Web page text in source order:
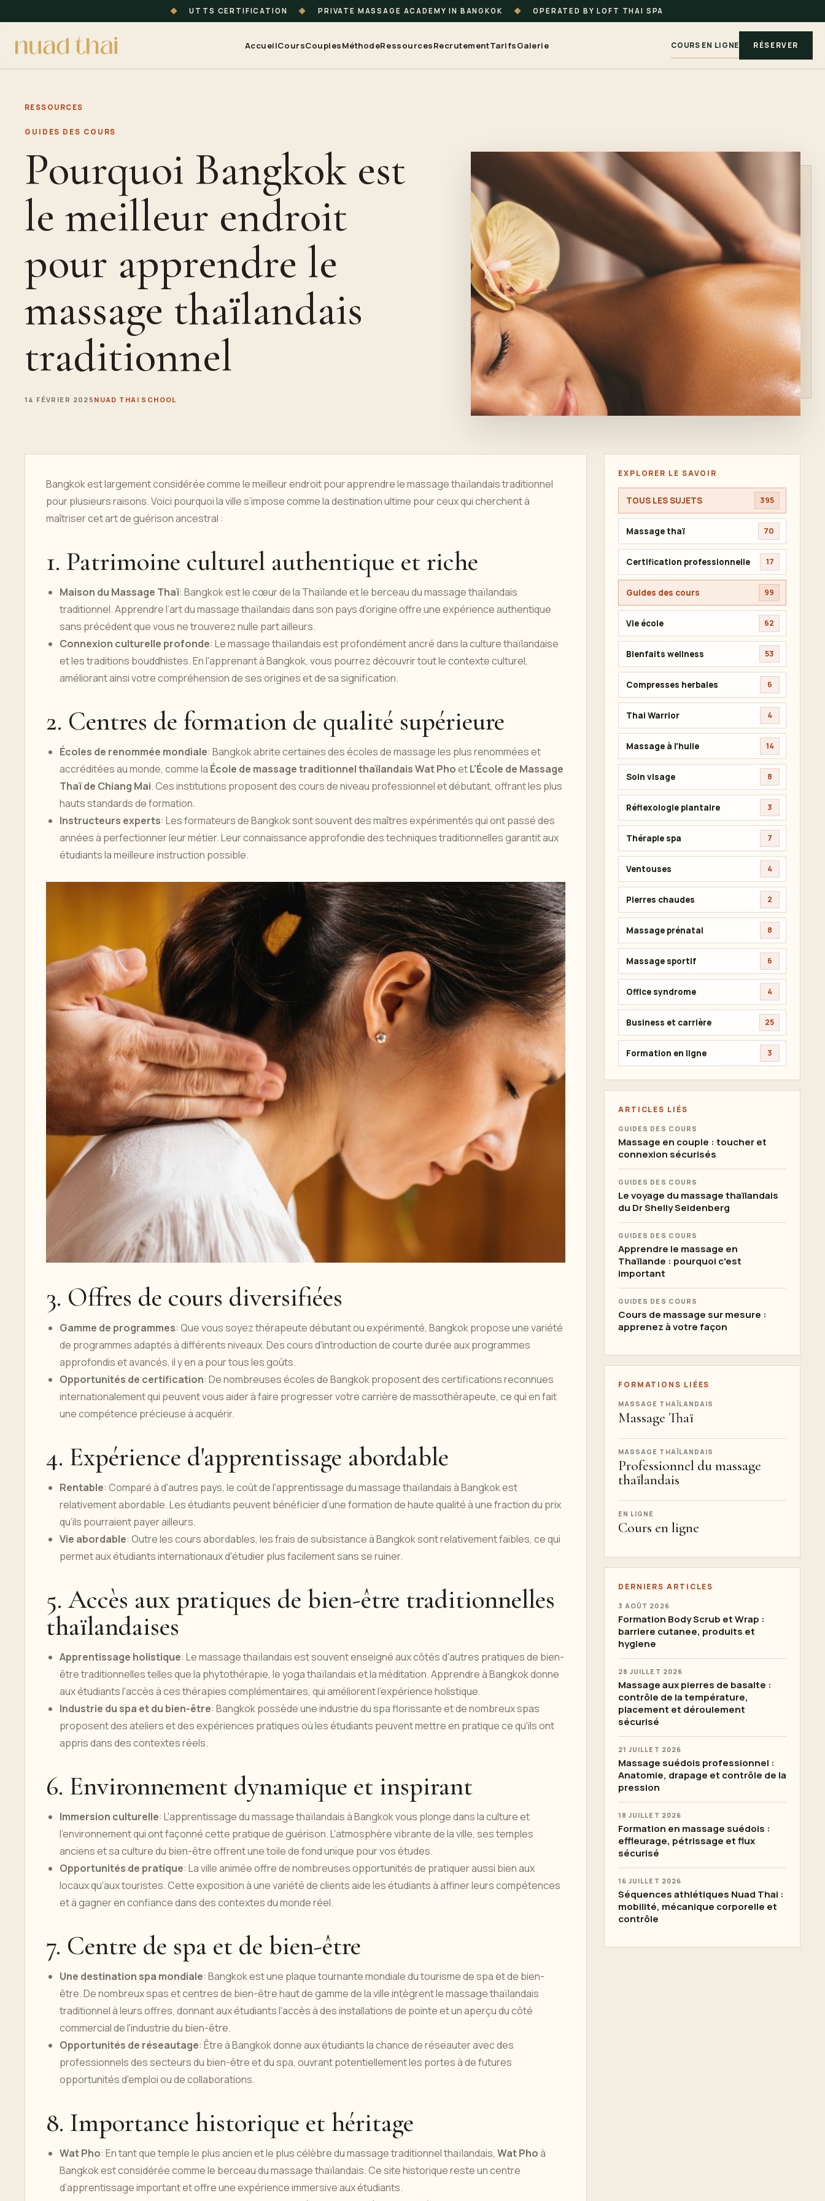
◆ UTTS CERTIFICATION ◆ PRIVATE MASSAGE ACADEMY IN BANGKOK ◆ OPERATED BY LOFT THAI SPA
AccueilCoursCouplesMéthodeRessourcesRecrutementTarifsGalerie COURS EN LIGNE RÉSERVER
RESSOURCES
GUIDES DES COURS
Pourquoi Bangkok est
le meilleur endroit
pour apprendre le
massage thaïlandais
traditionnel
14 FÉVRIER 2025 NUAD THAI SCHOOL
Bangkok est largement considérée comme le meilleur endroit pour apprendre le massage thaïlandais traditionnel
pour plusieurs raisons. Voici pourquoi la ville s’impose comme la destination ultime pour ceux qui cherchent à
maîtriser cet art de guérison ancestral :
1. Patrimoine culturel authentique et riche
Maison du Massage Thaï: Bangkok est le cœur de la Thaïlande et le berceau du massage thaïlandais
traditionnel. Apprendre l’art du massage thaïlandais dans son pays d’origine offre une expérience authentique
sans précédent que vous ne trouverez nulle part ailleurs.
Connexion culturelle profonde: Le massage thaïlandais est profondément ancré dans la culture thaïlandaise
et les traditions bouddhistes. En l'apprenant à Bangkok, vous pourrez découvrir tout le contexte culturel,
améliorant ainsi votre compréhension de ses origines et de sa signification.
2. Centres de formation de qualité supérieure
Écoles de renommée mondiale: Bangkok abrite certaines des écoles de massage les plus renommées et
accréditées au monde, comme la École de massage traditionnel thaïlandais Wat PhoetL'École de Massage
Thaï de Chiang Mai. Ces institutions proposent des cours de niveau professionnel et débutant, offrant les plus
hauts standards de formation.
Instructeurs experts: Les formateurs de Bangkok sont souvent des maîtres expérimentés qui ont passé des
années à perfectionner leur métier. Leur connaissance approfondie des techniques traditionnelles garantit aux
étudiants la meilleure instruction possible.
3. Offres de cours diversifiées
Gamme de programmes: Que vous soyez thérapeute débutant ou expérimenté, Bangkok propose une variété
de programmes adaptés à différents niveaux. Des cours d'introduction de courte durée aux programmes
approfondis et avancés, il y en a pour tous les goûts.
Opportunités de certification: De nombreuses écoles de Bangkok proposent des certifications reconnues
internationalement qui peuvent vous aider à faire progresser votre carrière de massothérapeute, ce qui en fait
une compétence précieuse à acquérir.
4. Expérience d'apprentissage abordable
Rentable: Comparé à d'autres pays, le coût de l'apprentissage du massage thaïlandais à Bangkok est
relativement abordable. Les étudiants peuvent bénéficier d’une formation de haute qualité à une fraction du prix
qu’ils pourraient payer ailleurs.
Vie abordable: Outre les cours abordables, les frais de subsistance à Bangkok sont relativement faibles, ce qui
permet aux étudiants internationaux d'étudier plus facilement sans se ruiner.
5. Accès aux pratiques de bien-être traditionnelles
thaïlandaises
Apprentissage holistique: Le massage thaïlandais est souvent enseigné aux côtés d'autres pratiques de bien-
être traditionnelles telles que la phytothérapie, le yoga thaïlandais et la méditation. Apprendre à Bangkok donne
aux étudiants l'accès à ces thérapies complémentaires, qui améliorent l'expérience holistique.
Industrie du spa et du bien-être: Bangkok possède une industrie du spa florissante et de nombreux spas
proposent des ateliers et des expériences pratiques où les étudiants peuvent mettre en pratique ce qu'ils ont
appris dans des contextes réels.
6. Environnement dynamique et inspirant
Immersion culturelle: L'apprentissage du massage thaïlandais à Bangkok vous plonge dans la culture et
l'environnement qui ont façonné cette pratique de guérison. L'atmosphère vibrante de la ville, ses temples
anciens et sa culture du bien-être offrent une toile de fond unique pour vos études.
Opportunités de pratique: La ville animée offre de nombreuses opportunités de pratiquer aussi bien aux
locaux qu'aux touristes. Cette exposition à une variété de clients aide les étudiants à affiner leurs compétences
et à gagner en confiance dans des contextes du monde réel.
7. Centre de spa et de bien-être
Une destination spa mondiale: Bangkok est une plaque tournante mondiale du tourisme de spa et de bien-
être. De nombreux spas et centres de bien-être haut de gamme de la ville intègrent le massage thaïlandais
traditionnel à leurs offres, donnant aux étudiants l'accès à des installations de pointe et un aperçu du côté
commercial de l'industrie du bien-être.
Opportunités de réseautage: Être à Bangkok donne aux étudiants la chance de réseauter avec des
professionnels des secteurs du bien-être et du spa, ouvrant potentiellement les portes à de futures
opportunités d'emploi ou de collaborations.
8. Importance historique et héritage
Wat Pho: En tant que temple le plus ancien et le plus célèbre du massage traditionnel thaïlandais, Wat Phoà
Bangkok est considérée comme le berceau du massage thaïlandais. Ce site historique reste un centre
d’apprentissage important et offre une expérience immersive aux étudiants.
EXPLORER LE SAVOIR
TOUS LES SUJETS 395
Massage thaï 70
Certification professionnelle 17
Guides des cours 99
Vie école 62
Bienfaits wellness 53
Compresses herbales 6
Thai Warrior 4
Massage à l'huile 14
Soin visage 8
Réflexologie plantaire 3
Thérapie spa 7
Ventouses 4
Pierres chaudes 2
Massage prénatal 8
Massage sportif 6
Office syndrome 4
Business et carrière 25
Formation en ligne 3
ARTICLES LIÉS
GUIDES DES COURS
Massage en couple : toucher et
connexion sécurisés
GUIDES DES COURS
Le voyage du massage thaïlandais
du Dr Shelly Seidenberg
GUIDES DES COURS
Apprendre le massage en
Thaïlande : pourquoi c'est
important
GUIDES DES COURS
Cours de massage sur mesure :
apprenez à votre façon
FORMATIONS LIÉES
MASSAGE THAÏLANDAIS
Massage Thaï
MASSAGE THAÏLANDAIS
Professionnel du massage
thaïlandais
EN LIGNE
Cours en ligne
DERNIERS ARTICLES
3 AOÛT 2026
Formation Body Scrub et Wrap :
barriere cutanee, produits et
hygiene
28 JUILLET 2026
Massage aux pierres de basalte :
contrôle de la température,
placement et déroulement
sécurisé
21 JUILLET 2026
Massage suédois professionnel :
Anatomie, drapage et contrôle de la
pression
18 JUILLET 2026
Formation en massage suédois :
effleurage, pétrissage et flux
sécurisé
16 JUILLET 2026
Séquences athlétiques Nuad Thai :
mobilité, mécanique corporelle et
contrôle